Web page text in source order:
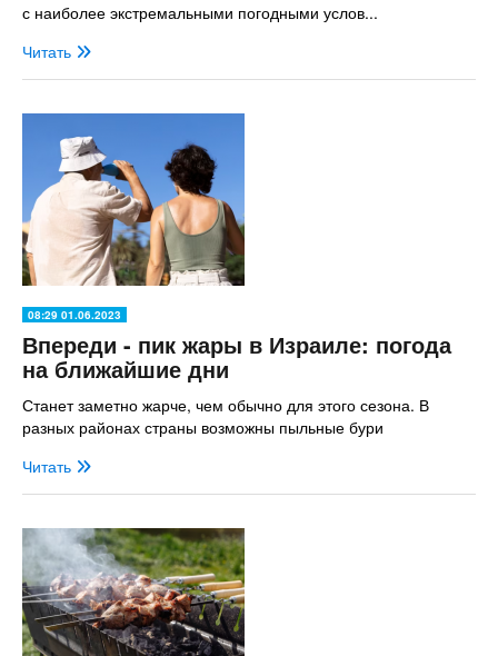
с наиболее экстремальными погодными услов...
Читать
08:29 01.06.2023
Впереди - пик жары в Израиле: погода
на ближайшие дни
Станет заметно жарче, чем обычно для этого сезона. В
разных районах страны возможны пыльные бури
Читать